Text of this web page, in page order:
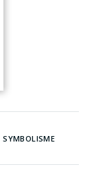
SYMBOLISME